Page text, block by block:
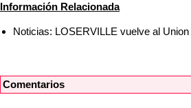
Información Relacionada
Noticias: LOSERVILLE vuelve al
Comentarios